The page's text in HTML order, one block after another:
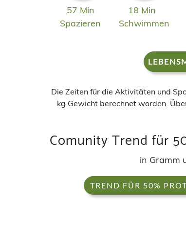
57 Min
Spazieren
18 Min
Schwimmen
Die Zeiten für die Aktivitäten und
kg Gewicht berechnet worden.
Comunity Trend für
in Gramm
TREND FÜR 50%